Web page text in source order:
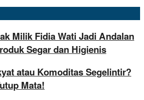
Milik Fidia Wati Jadi Andalan
Segar dan Higienis
atau Komoditas Segelintir?
Mata!